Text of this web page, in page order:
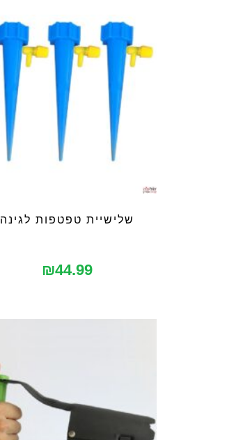
שלישיית טפטפות לגינה
₪44.99